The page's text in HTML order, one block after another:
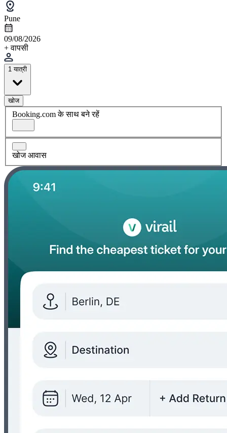
Pune
09/08/2026
+ वापसी
1 यात्री
खोज
Booking.com के साथ बने रहें
खोज आवास